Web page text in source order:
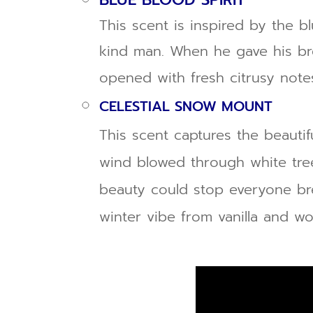
This scent is inspired by the
kind man. When he gave his
opened with fresh citrusy
CELESTIAL SNOW MOUNT
This scent captures the
wind blowed through white
beauty could stop everyone
winter vibe from vanilla and